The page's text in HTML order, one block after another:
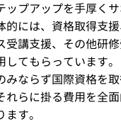
ップアップを手厚く
的には、資格取得支援
受講支援、その他研
てもらっています。
みならず国際資格を
れらに掛る費用を全
す。